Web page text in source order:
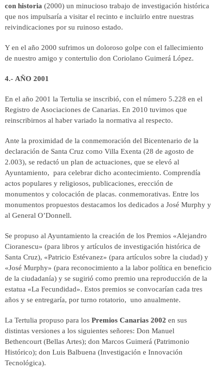
con historia (2000) un minucioso trabajo de investigación histórica
que nos impulsaría a visitar el recinto e incluirlo entre nuestras
reivindicaciones por su ruinoso estado.
Y en el año 2000 sufrimos un doloroso golpe con el fallecimiento
de nuestro amigo y contertulio don Coriolano Guimerá López.
4.- AÑO 2001
En el año 2001 la Tertulia se inscribió, con el número 5.228 en el
Registro de Asociaciones de Canarias. En 2010 tuvimos que
reinscribirnos al haber variado la normativa al respecto.
Ante la proximidad de la conmemoración del Bicentenario de la
declaración de Santa Cruz como Villa Exenta (28 de agosto de
2.003), se redactó un plan de actuaciones, que se elevó al
Ayuntamiento, para celebrar dicho acontecimiento. Comprendía
actos populares y religiosos, publicaciones, erección de
monumentos y colocación de placas. conmemorativas. Entre los
monumentos propuestos destacamos los dedicados a José Murphy y
al General O’Donnell.
Se propuso al Ayuntamiento la creación de los Premios «Alejandro
Cioranescu» (para libros y artículos de investigación histórica de
Santa Cruz), «Patricio Estévanez» (para artículos sobre la ciudad) y
«José Murphy» (para reconocimiento a la labor política en beneficio
de la ciudadanía) y se sugirió como premio una reproducción de la
estatua «La Fecundidad». Estos premios se convocarían cada tres
años y se entregaría, por turno rotatorio, uno anualmente.
La Tertulia propuso para los Premios Canarias 2002 en sus
distintas versiones a los siguientes señores: Don Manuel
Bethencourt (Bellas Artes); don Marcos Guimerá (Patrimonio
Histórico); don Luis Balbuena (Investigación e Innovación
Tecnológica).